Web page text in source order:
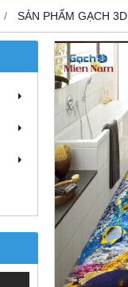
SẢN PHẨM GẠCH 3D